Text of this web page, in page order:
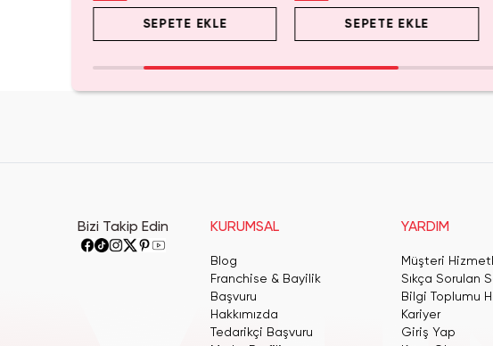
SEPETE EKLE SEPETE EKLE
Bizi Takip Edin KURUMSAL
Blog
Franchise & Bayilik
Başvuru
Hakkımızda
Tedarikçi Başvuru
YARDIM
Müşteri
Sıkça Sorulan
Bilgi Toplumu
Kariyer
Giriş Yap